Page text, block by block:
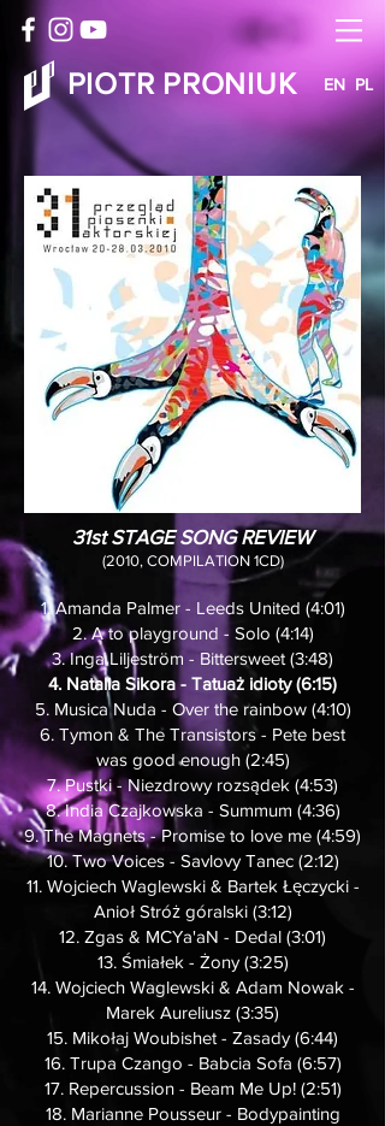
PIOTR PRONIUK EN PL
31st STAGE SONG REVIEW
(2010, COMPILATION 1CD)
1.Amanda Palmer - Leeds United (4:01)
2. A to playground - Solo (4:14)
3. Inga Liljeström - Bittersweet (3:48)
4. Natalia Sikora - Tatuaż idioty (6:15)
5. Musica Nuda - Over the rainbow (4:10)
6. Tymon & The Transistors - Pete best
was good enough (2:45)
7. Pustki - Niezdrowy rozsądek (4:53)
8. India Czajkowska - Summum (4:36)
9. The Magnets - Promise to love me (4:59)
10. Two Voices - Savlovy Tanec (2:12)
11. Wojciech Waglewski & Bartek Łęczycki -
Anioł Stróż góralski (3:12)
12. Zgas & MCYa'aN - Dedal (3:01)
13. Śmiałek - Żony (3:25)
14. Wojciech Waglewski & Adam Nowak -
Marek Aureliusz (3:35)
15. Mikołaj Woubishet - Zasady (6:44)
16. Trupa Czango - Babcia Sofa (6:57)
17. Repercussion - Beam Me Up! (2:51)
18. Marianne Pousseur - Bodypainting